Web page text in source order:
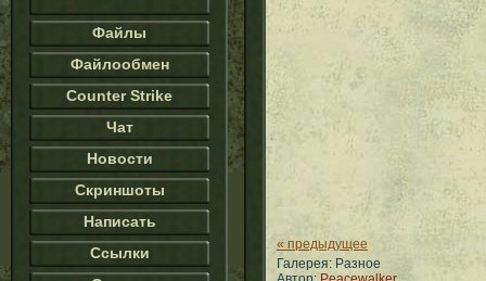
Файлы
Файлообмен
Counter Strike
Чат
Новости
Скриншоты
Написать
Ссылки
« предыдущее
Галерея: Разное